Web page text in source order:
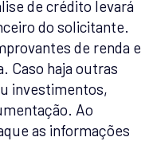
de crédito levará
do solicitante.
de renda e
Caso haja outras
investimentos,
Ao
as informações